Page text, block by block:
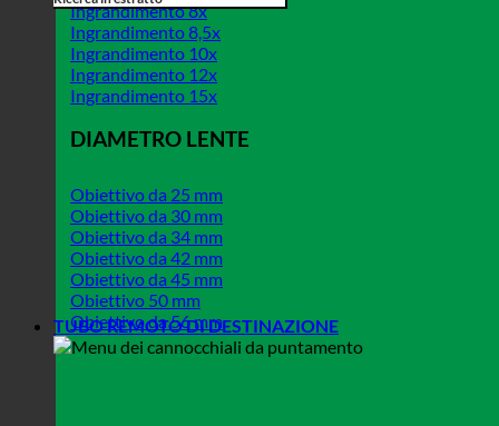
Ingrandimento 8x
Ingrandimento 8,5x
Ingrandimento 10x
Ingrandimento 12x
Ingrandimento 15x
DIAMETRO LENTE
Obiettivo da 25 mm
Obiettivo da 30 mm
Obiettivo da 34 mm
Obiettivo da 42 mm
Obiettivo da 45 mm
Obiettivo 50 mm
Obiettivo da 56 mm
TUBO REMOTO DI DESTINAZIONE